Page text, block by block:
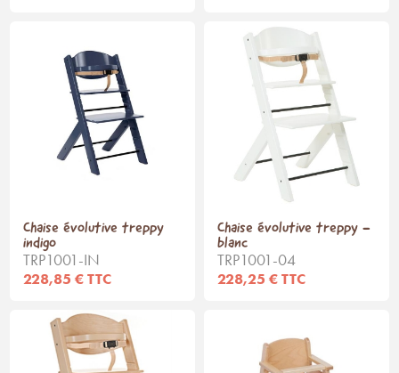
Chaise évolutive treppy
indigo
TRP1001-IN
228,85 € TTC
Chaise évolutive treppy -
blanc
TRP1001-04
228,25 € TTC